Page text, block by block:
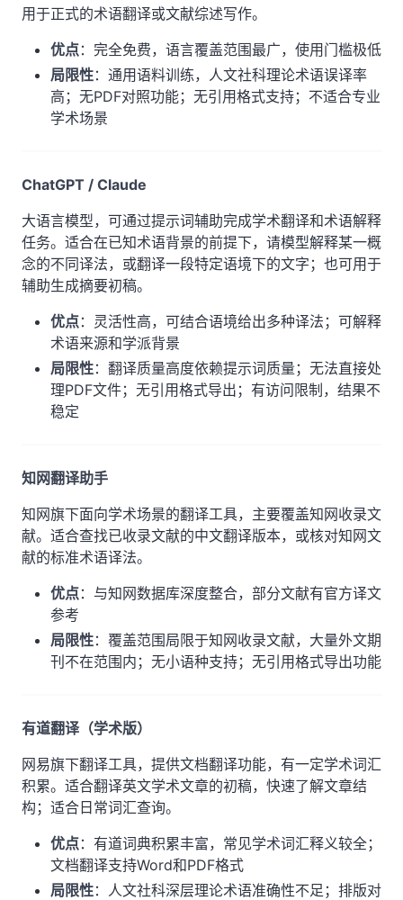
用于正式的术语翻译或文献综述写作。
优点：完全免费，语言覆盖范围最广，使用门槛极低
局限性：通用语料训练，人文社科理论术语误译率
高；无PDF对照功能；无引用格式支持；不适合专业
学术场景
ChatGPT / Claude
大语言模型，可通过提示词辅助完成学术翻译和术语解释
任务。适合在已知术语背景的前提下，请模型解释某一概
念的不同译法，或翻译一段特定语境下的文字；也可用于
辅助生成摘要初稿。
优点：灵活性高，可结合语境给出多种译法；可解释
术语来源和学派背景
局限性：翻译质量高度依赖提示词质量；无法直接处
理PDF文件；无引用格式导出；有访问限制，结果不
稳定
知网翻译助手
知网旗下面向学术场景的翻译工具，主要覆盖知网收录文
献。适合查找已收录文献的中文翻译版本，或核对知网文
献的标准术语译法。
优点：与知网数据库深度整合，部分文献有官方译文
参考
局限性：覆盖范围局限于知网收录文献，大量外文期
刊不在范围内；无小语种支持；无引用格式导出功能
有道翻译（学术版）
网易旗下翻译工具，提供文档翻译功能，有一定学术词汇
积累。适合翻译英文学术文章的初稿，快速了解文章结
构；适合日常词汇查询。
优点：有道词典积累丰富，常见学术词汇释义较全；
文档翻译支持Word和PDF格式
局限性：人文社科深层理论术语准确性不足；排版对